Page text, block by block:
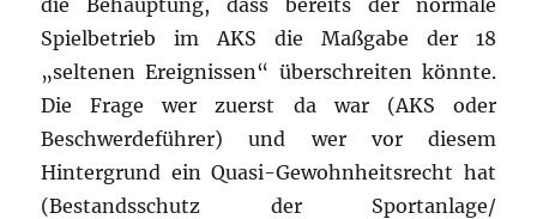
Spielbetrieb im AKS die Maßgabe der 18
„seltenen Ereignissen“ überschreiten könnte.
Die Frage wer zuerst da war (AKS oder
Beschwerdeführer) und wer vor diesem
Hintergrund ein Quasi-Gewohnheitsrecht hat
(Bestandsschutz der Sportanlage/